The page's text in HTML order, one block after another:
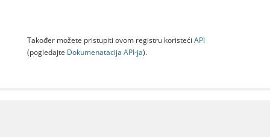
Također možete pristupiti ovom registru koristeći API
(pogledajte Dokumenаtаcijа API-jа).